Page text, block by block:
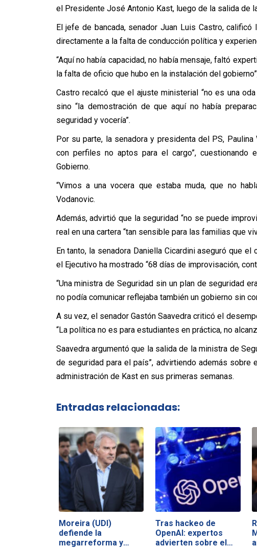
el Presidente José Antonio Kast, luego de la salida de
El jefe de bancada, senador Juan Luis Castro, calificó
directamente a la falta de conducción política y
“Aquí no había capacidad, no había mensaje, faltó
la falta de oficio que hubo en la instalación del
Castro recalcó que el ajuste ministerial “no es una
sino “la demostración de que aquí no había
seguridad y vocería”.
Por su parte, la senadora y presidenta del PS,
con perfiles no aptos para el cargo”, cuestionando
Gobierno.
“Vimos a una vocera que estaba muda, que no
Vodanovic.
Además, advirtió que la seguridad “no se puede
real en una cartera “tan sensible para las familias que
En tanto, la senadora Daniella Cicardini aseguró que
el Ejecutivo ha mostrado “68 días de improvisación,
“Una ministra de Seguridad sin un plan de seguridad
no podía comunicar reflejaba también un gobierno sin
A su vez, el senador Gastón Saavedra criticó el
“La política no es para estudiantes en práctica, no
Saavedra argumentó que la salida de la ministra de
de seguridad para el país”, advirtiendo además
administración de Kast en sus primeras semanas.
Entradas relacionadas:
Moreira (UDI)
defiende la
megarreforma y
Tras hackeo de
OpenAI: expertos
advierten sobre el…